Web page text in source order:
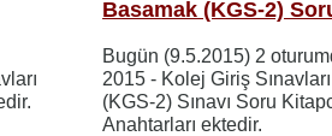
Basamak (KGS-2)
Bugün (9.5.2015) 2
2015 - Kolej Giriş
(KGS-2) Sınavı Soru
Anahtarları ektedir.